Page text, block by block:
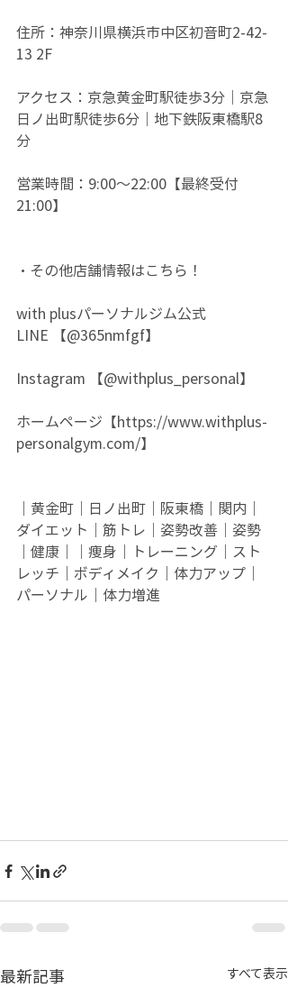
住所：神奈川県横浜市中区初音町2-42-
13 2F
アクセス：京急黄金町駅徒歩3分｜京急
日ノ出町駅徒歩6分｜地下鉄阪東橋駅8
分
営業時間：9:00～22:00【最終受付
21:00】
・その他店舗情報はこちら！
with plusパーソナルジム公式
LINE 【@365nmfgf】
Instagram 【@withplus_personal】
ホームページ【https://www.withplus-
personalgym.com/】
｜黄金町｜日ノ出町｜阪東橋｜関内｜
ダイエット｜筋トレ｜姿勢改善｜姿勢
｜健康｜｜痩身｜トレーニング｜スト
レッチ｜ボディメイク｜体力アップ｜
パーソナル｜体力増進
最新記事 すべて表示